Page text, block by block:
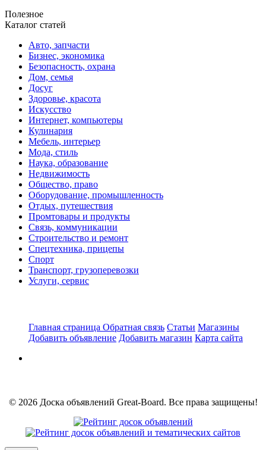
Полезное
Каталог статей
Авто, запчасти
Бизнес, экономика
Безопасность, охрана
Дом, семья
Досуг
Здоровье, красота
Искусство
Интернет, компьютеры
Кулинария
Мебель, интерьер
Мода, стиль
Наука, образование
Недвижимость
Общество, право
Оборудование, промышленность
Отдых, путешествия
Промтовары и продукты
Связь, коммуникации
Строительство и ремонт
Спецтехника, прицепы
Спорт
Транспорт, грузоперевозки
Услуги, сервис
Главная страница Обратная связь Статьи Магазины
Добавить объявление Добавить магазин Карта сайта
© 2026 Доска объявлений Great-Board. Все права защищены!